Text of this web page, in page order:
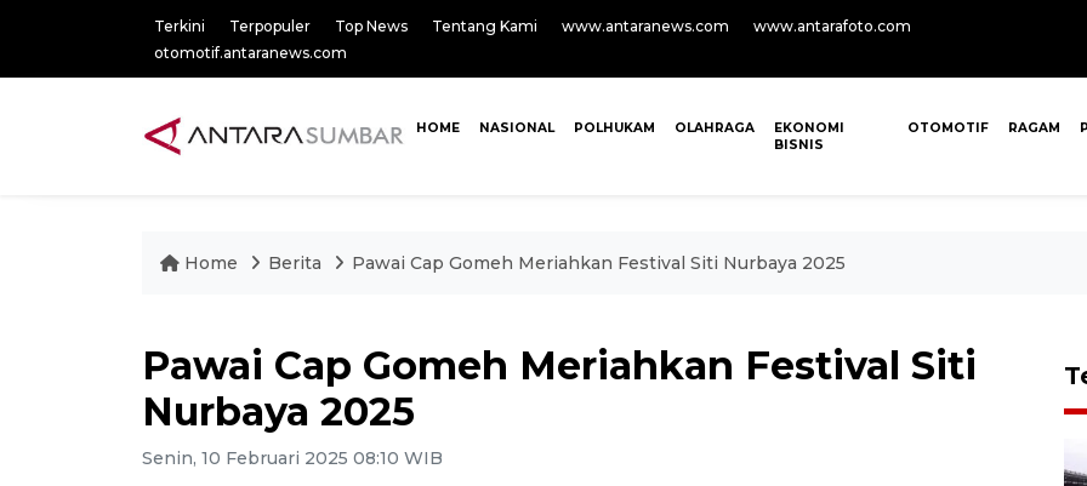
Terkini Terpopuler Top News Tentang Kami www.antaranews.com
www.antarafoto.com
otomotif.antaranews.com
HOME NASIONAL POLHUKAM OLAHRAGA
EKONOMI
BISNIS
OTOMOTIF RAGAM
Home Berita Pawai Cap Gomeh Meriahkan Festival Siti Nurbaya 2025
Pawai Cap Gomeh Meriahkan Festival Siti
Nurbaya 2025
Senin, 10 Februari 2025 08:10 WIB